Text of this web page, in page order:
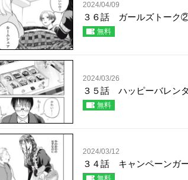
2024/04/09
３６話 ガールズトーク
無料
2024/03/26
３５話 ハッピーバレン
無料
2024/03/12
３４話 キャンペーンガ